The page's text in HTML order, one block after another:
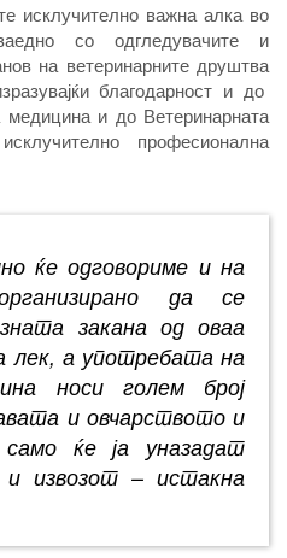
исклучително важна алка во
со одгледувачите и
на ветеринарните друштва
благодарност и до
медицина и до Ветеринарната
професионална
ќе одговориме и на
да се
закана од оваа
лек, а употребата на
носи голем број
и овчарството и
ќе ја уназадат
извозот – истакна